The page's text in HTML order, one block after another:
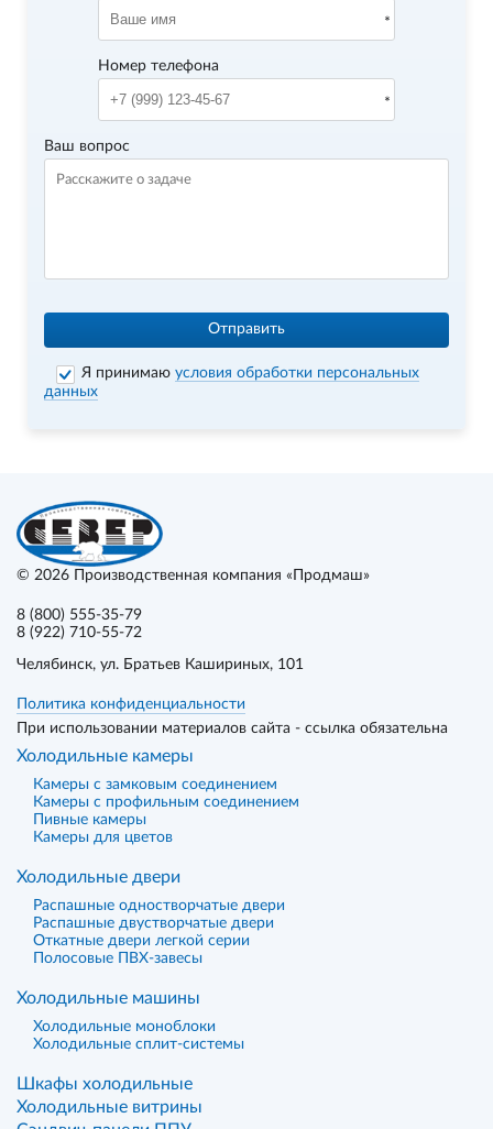
Номер телефона
Ваш вопрос
Отправить
Я принимаюусловия обработки персональных
данных
© 2026 Производственная компания «Продмаш»
8 (800) 555-35-79
8 (922) 710-55-72
Челябинск, ул. Братьев Кашириных, 101
Политика конфиденциальности
При использовании материалов сайта - ссылка обязательна
Холодильные камеры
Камеры с замковым соединением
Камеры с профильным соединением
Пивные камеры
Камеры для цветов
Холодильные двери
Распашные одностворчатые двери
Распашные двустворчатые двери
Откатные двери легкой серии
Полосовые ПВХ-завесы
Холодильные машины
Холодильные моноблоки
Холодильные сплит-системы
Шкафы холодильные
Холодильные витрины